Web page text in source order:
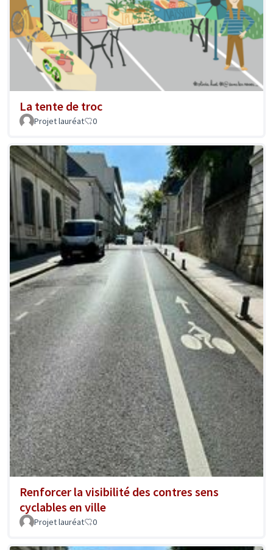
La tente de troc
Projet lauréat 0
Renforcer la visibilité des contres sens
cyclables en ville
Projet lauréat 0